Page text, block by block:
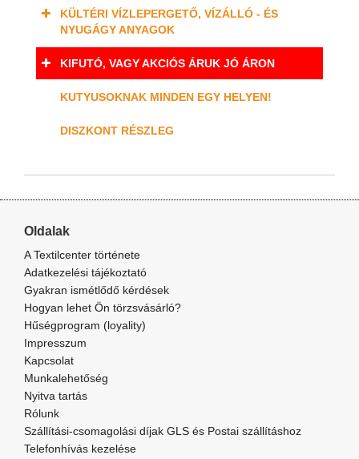
KÜLTÉRI VÍZLEPERGETŐ, VÍZÁLLÓ - ÉS
NYUGÁGY ANYAGOK
KIFUTÓ, VAGY AKCIÓS ÁRUK JÓ ÁRON
KUTYUSOKNAK MINDEN EGY HELYEN!
DISZKONT RÉSZLEG
Oldalak
A Textilcenter története
Adatkezelési tájékoztató
Gyakran ismétlődő kérdések
Hogyan lehet Ön törzsvásárló?
Hűségprogram (loyality)
Impresszum
Kapcsolat
Munkalehetőség
Nyitva tartás
Rólunk
Szállítási-csomagolási díjak GLS és Postai szállításhoz
Telefonhívás kezelése